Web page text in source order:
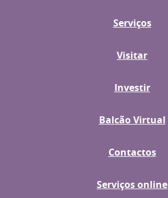
Serviços
Visitar
Investir
Balcão Virtual
Contactos
Serviços online